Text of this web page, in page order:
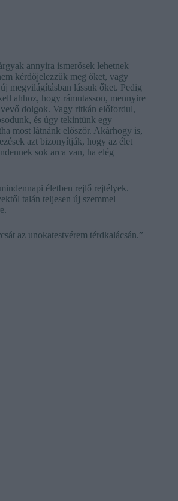
annyira ismerősek lehetnek
kérdőjelezzük meg őket, vagy
megvilágításban lássuk őket. Pedig
ahhoz, hogy rámutasson, mennyire
dolgok. Vagy ritkán előfordul,
és úgy tekintünk egy
most látnánk először. Akárhogy is,
azt bizonyítják, hogy az élet
sok arca van, ha elég
életben rejlő rejtélyek.
talán teljesen új szemmel
az unokatestvérem térdkalácsán.”